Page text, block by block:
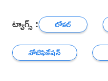
ట్యాగ్స్ : లోకల్
నోటిఫికేషన్